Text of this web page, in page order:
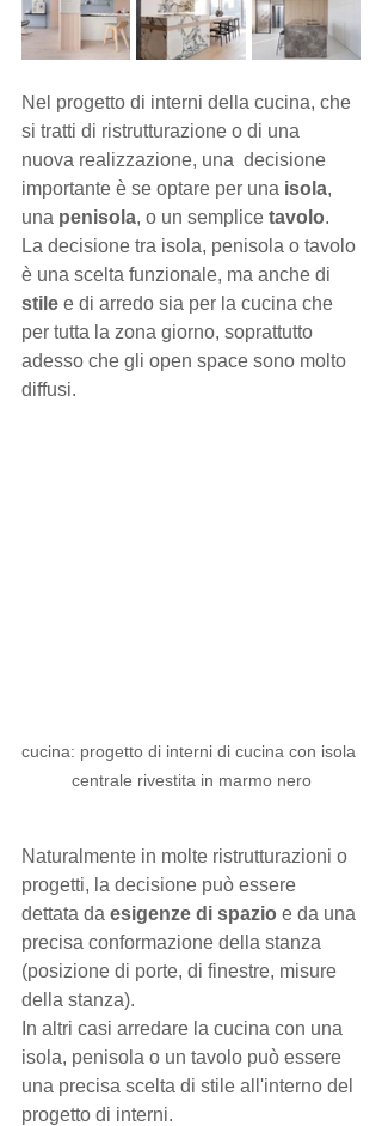
Nel progetto di interni della cucina, che
si tratti di ristrutturazione o di una
nuova realizzazione, una  decisione
importante è se optare per una isola,
una penisola, o un semplice tavolo.
La decisione tra isola, penisola o tavolo
è una scelta funzionale, ma anche di
stile e di arredo sia per la cucina che
per tutta la zona giorno, soprattutto
adesso che gli open space sono molto
diffusi.
cucina: progetto di interni di cucina con isola
centrale rivestita in marmo nero
Naturalmente in molte ristrutturazioni o
progetti, la decisione può essere
dettata da esigenze di spazio e da una
precisa conformazione della stanza
(posizione di porte, di finestre, misure
della stanza).
In altri casi arredare la cucina con una
isola, penisola o un tavolo può essere
una precisa scelta di stile all'interno del
progetto di interni.